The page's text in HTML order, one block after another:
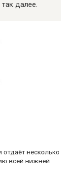
далее.
несколько
всей нижней